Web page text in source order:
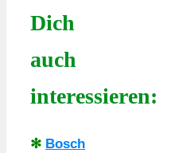
Dich
auch
interessieren:
✻ Bosch